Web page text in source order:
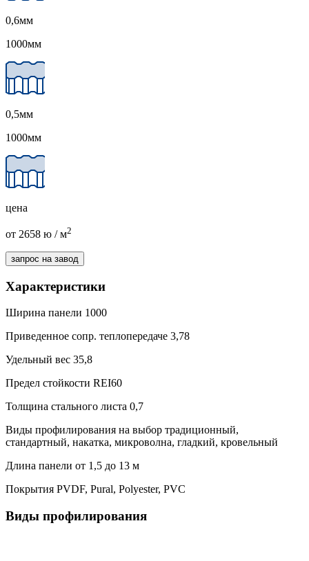
0,6мм
1000мм
0,5мм
1000мм
цена
от 2658 ю / м2
запрос на завод
Характеристики
Ширина панели 1000
Приведенное сопр. теплопередаче 3,78
Удельный вес 35,8
Предел стойкости REI60
Толщина стального листа 0,7
Виды профилирования на выбор традиционный,
стандартный, накатка, микроволна, гладкий, кровельный
Длина панели от 1,5 до 13 м
Покрытия PVDF, Pural, Polyester, PVC
Виды профилирования